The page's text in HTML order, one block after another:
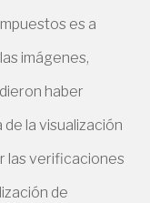
es a
imágenes,
haber
la visualización
las verificaciones
de